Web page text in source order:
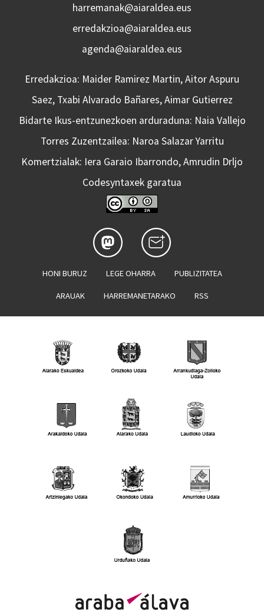
harremanak@aiaraldea.eus
erredakzioa@aiaraldea.eus
agenda@aiaraldea.eus
Erredakzioa: Maider Ramirez Martin, Aitor Aspuru
Saez, Txabi Alvarado Bañares, Aimar Gutierrez
Bidarte Ikus-entzunezkoen arduraduna: Naia Vallejo
Torres Zuzentzailea: Naroa Salazar Yarritu
Komertzialak: Iera Garaio Ibarrondo, Amrudin Drljo
Codesyntaxek garatua
HONI BURUZ LEGE OHARRA PUBLIZITATEA
ARAUAK HARREMANETARAKO RSS